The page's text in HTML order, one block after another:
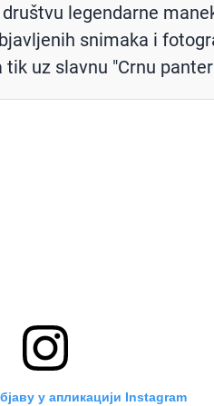
legendarne
snimaka i
uz slavnu "Crnu
у апликацији Instagram